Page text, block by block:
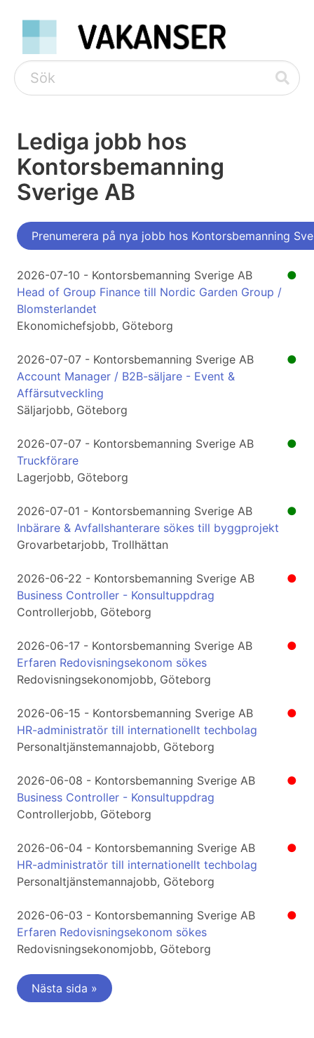
Lediga jobb hos
Kontorsbemanning
Sverige AB
Prenumerera på nya jobb hos Kontorsbemanning
●
2026-07-10 - Kontorsbemanning Sverige AB
Head of Group Finance till Nordic Garden Group /
Blomsterlandet
Ekonomichefsjobb, Göteborg
●
2026-07-07 - Kontorsbemanning Sverige AB
Account Manager / B2B-säljare - Event &
Affärsutveckling
Säljarjobb, Göteborg
●
2026-07-07 - Kontorsbemanning Sverige AB
Truckförare
Lagerjobb, Göteborg
●
2026-07-01 - Kontorsbemanning Sverige AB
Inbärare & Avfallshanterare sökes till byggprojekt
Grovarbetarjobb, Trollhättan
●
2026-06-22 - Kontorsbemanning Sverige AB
Business Controller - Konsultuppdrag
Controllerjobb, Göteborg
●
2026-06-17 - Kontorsbemanning Sverige AB
Erfaren Redovisningsekonom sökes
Redovisningsekonomjobb, Göteborg
●
2026-06-15 - Kontorsbemanning Sverige AB
HR-administratör till internationellt techbolag
Personaltjänstemannajobb, Göteborg
●
2026-06-08 - Kontorsbemanning Sverige AB
Business Controller - Konsultuppdrag
Controllerjobb, Göteborg
●
2026-06-04 - Kontorsbemanning Sverige AB
HR-administratör till internationellt techbolag
Personaltjänstemannajobb, Göteborg
●
2026-06-03 - Kontorsbemanning Sverige AB
Erfaren Redovisningsekonom sökes
Redovisningsekonomjobb, Göteborg
Nästa sida »